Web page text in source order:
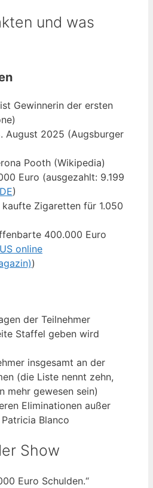
und was
Gewinnerin der ersten
August 2025 (Augsburger
Pooth (Wikipedia)
Euro (ausgezahlt: 9.199
)
Zigaretten für 1.050
400.000 Euro
online
)
der Teilnehmer
Staffel geben wird
insgesamt an der
(die Liste nennt zehn,
mehr gewesen sein)
Eliminationen außer
Blanco
Show
Euro Schulden.“